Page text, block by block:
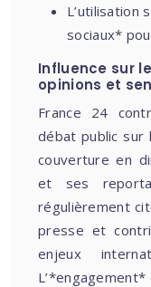
L’utilisation
sociaux*
Influence sur
opinions et
France 24
débat public sur
couverture en
et ses
régulièrement
presse et
enjeux